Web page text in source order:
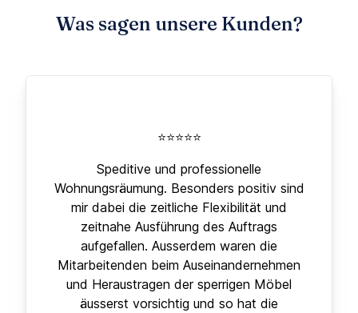
Was sagen unsere Kunden?
⭐⭐⭐⭐⭐
Speditive und professionelle
Wohnungsräumung. Besonders positiv sind
mir dabei die zeitliche Flexibilität und
zeitnahe Ausführung des Auftrags
aufgefallen. Ausserdem waren die
Mitarbeitenden beim Auseinandernehmen
und Heraustragen der sperrigen Möbel
äusserst vorsichtig und so hat die